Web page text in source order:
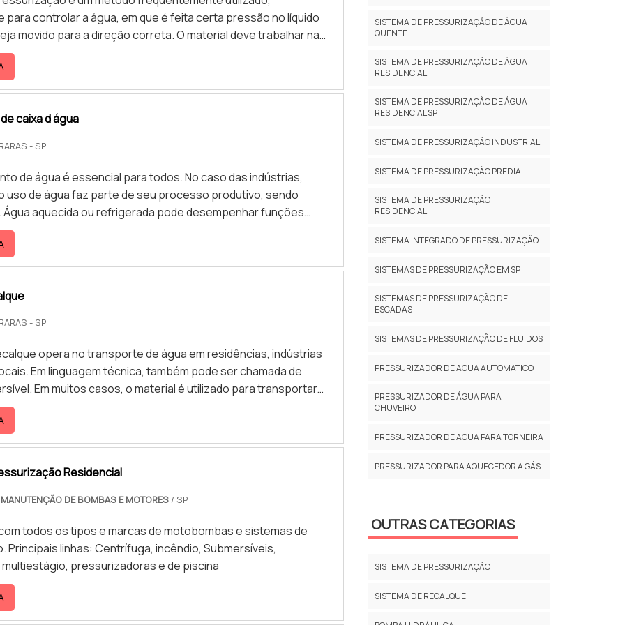
para controlar a água, em que é feita certa pressão no líquido
para a direção correta. O material deve trabalhar na
visando manter a pressão constante através do ajuste
rotação da bomba, que faz com que, quando a vazão de
a bomba hidráulica desligue automaticamente, como
caixa d água
- SP
de água é essencial para todos. No caso das indústrias,
uso de água faz parte de seu processo produtivo, sendo
Água aquecida ou refrigerada pode desempenhar funções
de determinados produtos. Para que a água chegue
pressão é preciso fazer uso do pressurizador de caixa d
do produto Preço acessível; Dispositivo necessário
- SP
opera no transporte de água em residências, indústrias
Em linguagem técnica, também pode ser chamada de
Em muitos casos, o material é utilizado para transportar
baixos para locais mais altos, tais como os prédios. A água
poço e levada para uma caixa d´água que se encontra no
é preciso contar com uma estrutura funcional que opere
Residencial
DE BOMBAS E MOTORES/ SP
todos os tipos e marcas de motobombas e sistemas de
Principais linhas: Centrífuga, incêndio, Submersíveis,
pressurizadoras e de piscina
SISTEMA DE PRESSURIZAÇĂO DE ÁGUA
QUENTE
SISTEMA DE PRESSURIZAÇÃO DE ÁGUA
RESIDENCIAL
SISTEMA DE PRESSURIZAÇÃO DE ÁGUA
RESIDENCIAL SP
SISTEMA DE PRESSURIZAÇÃO INDUSTRIAL
SISTEMA DE PRESSURIZAÇÃO PREDIAL
SISTEMA DE PRESSURIZAÇÃO
RESIDENCIAL
SISTEMA INTEGRADO DE PRESSURIZAÇÃO
SISTEMAS DE PRESSURIZAÇÃO EM SP
SISTEMAS DE PRESSURIZAÇÃO DE
ESCADAS
SISTEMAS DE PRESSURIZAÇÃO DE FLUIDOS
PRESSURIZADOR DE AGUA AUTOMATICO
PRESSURIZADOR DE ÁGUA PARA
CHUVEIRO
PRESSURIZADOR DE AGUA PARA TORNEIRA
PRESSURIZADOR PARA AQUECEDOR A GÁS
OUTRAS CATEGORIAS
SISTEMA DE PRESSURIZAÇÃO
SISTEMA DE RECALQUE